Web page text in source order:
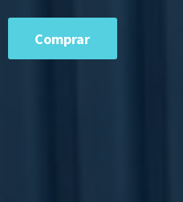
Comprar